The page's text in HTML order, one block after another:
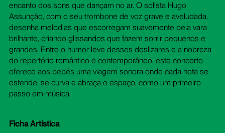
encanto dos sons que dançam no ar. O solista Hugo
Assunção, com o seu trombone de voz grave e aveludada,
desenha melodias que escorregam suavemente pela vara
brilhante, criando glissandos que fazem sorrir pequenos e
grandes. Entre o humor leve desses deslizares e a nobreza
do repertório romântico e contemporâneo, este concerto
oferece aos bebés uma viagem sonora onde cada nota se
estende, se curva e abraça o espaço, como um primeiro
passo em música.
Ficha Artística